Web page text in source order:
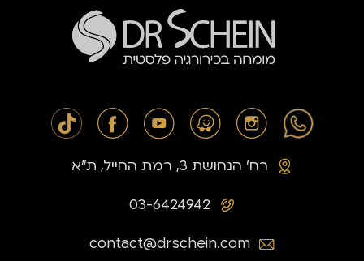
03-6424942
רח׳ הנחושת 3, רמת החייל, ת״א
contact@drschein.com